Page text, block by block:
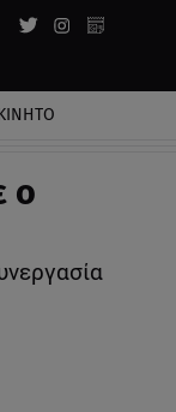
ο